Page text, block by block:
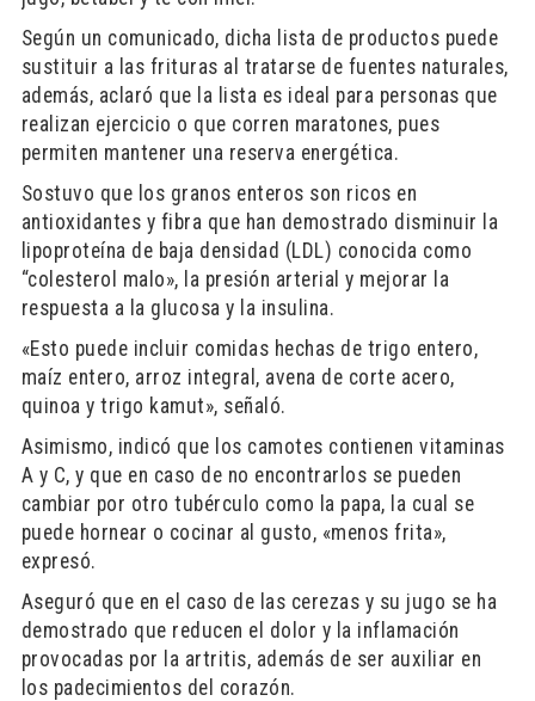
Según un comunicado, dicha lista de productos puede
sustituir a las frituras al tratarse de fuentes naturales,
además, aclaró que la lista es ideal para personas que
realizan ejercicio o que corren maratones, pues
permiten mantener una reserva energética.
Sostuvo que los granos enteros son ricos en
antioxidantes y fibra que han demostrado disminuir la
lipoproteína de baja densidad (LDL) conocida como
“colesterol malo», la presión arterial y mejorar la
respuesta a la glucosa y la insulina.
«Esto puede incluir comidas hechas de trigo entero,
maíz entero, arroz integral, avena de corte acero,
quinoa y trigo kamut», señaló.
Asimismo, indicó que los camotes contienen vitaminas
A y C, y que en caso de no encontrarlos se pueden
cambiar por otro tubérculo como la papa, la cual se
puede hornear o cocinar al gusto, «menos frita»,
expresó.
Aseguró que en el caso de las cerezas y su jugo se ha
demostrado que reducen el dolor y la inflamación
provocadas por la artritis, además de ser auxiliar en
los padecimientos del corazón.